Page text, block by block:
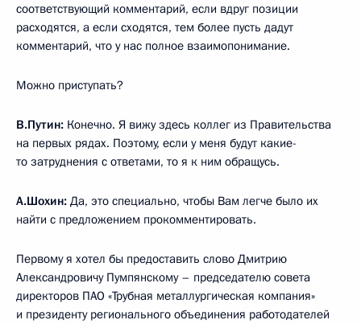
соответствующий комментарий, если вдруг позиции
расходятся, а если сходятся, тем более пусть дадут
комментарий, что у нас полное взаимопонимание.
Можно приступать?
В.Путин: Конечно. Я вижу здесь коллег из Правительства
на первых рядах. Поэтому, если у меня будут какие-
то затруднения с ответами, то я к ним обращусь.
А.Шохин: Да, это специально, чтобы Вам легче было их
найти с предложением прокомментировать.
Первому я хотел бы предоставить слово Дмитрию
Александровичу Пумпянскому – председателю совета
директоров ПАО «Трубная металлургическая компания»
и президенту регионального объединения работодателей